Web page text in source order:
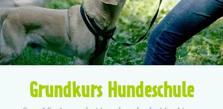
Grundkurs Hundeschule